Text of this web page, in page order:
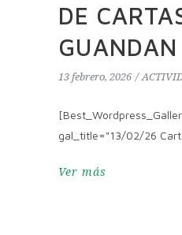
DE
GUANDAN
13 febrero, 2026
gal_title="13/02/26
Ver más